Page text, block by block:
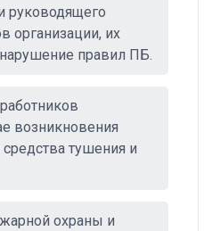
руководящего
организации, их
нарушение правил ПБ.
возникновения
тушения и
охраны и